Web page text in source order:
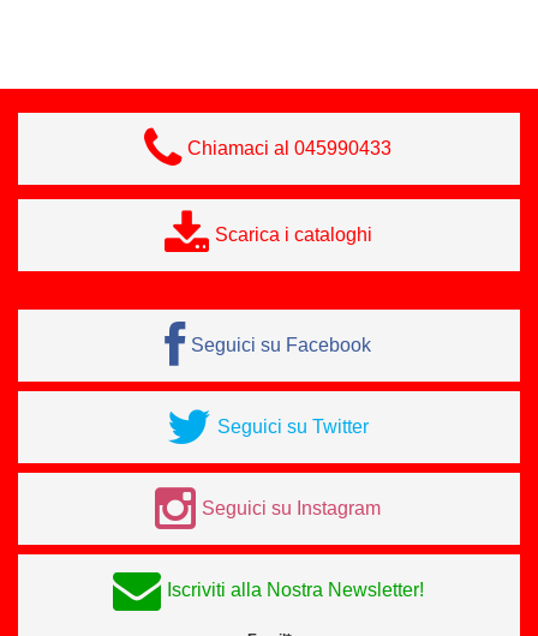
Chiamaci al 045990433
Scarica i cataloghi
Seguici su Facebook
Seguici su Twitter
Seguici su Instagram
Iscriviti alla Nostra Newsletter!